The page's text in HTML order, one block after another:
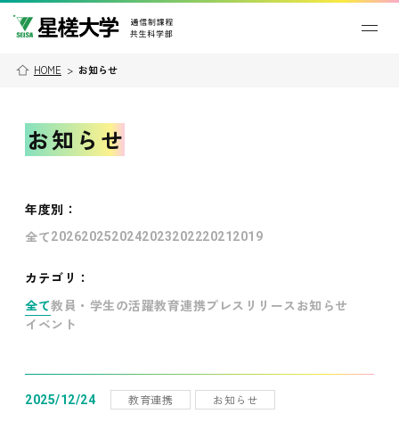
HOME > お知らせ
お知らせ
年度別 ：
全て202620252024202320222021 2019
カテゴリ：
全て教員・学生の活躍教育連携プレスリリース お知らせ
イベント
2025/12/24 教育連携 お知らせ